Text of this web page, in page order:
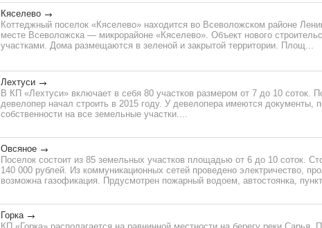
Кяселево
Коттеджный поселок «Кяселево» находится во Всеволожском районе
месте Всеволожска — микрорайоне «Кяселево». Объект нового
участками. Дома размещаются в зеленой и закрытой территории. Площ...
Лехтуси
В КП «Лехтуси» включает в себя 80 участков размером от 7 до 10 соток.
девелопер начал строить в 2015 году. У девелопера имеются документы,
собственности на все земельные участки....
Овсяное
Поселок состоит из 85 земельных участков площадью от 6 до 10 соток.
140 000 рублей. Из коммуникационных сетей проведено электричество,
возможна газофикация. Прдусмотрен пожарный водоем, автостоянка,
Горка